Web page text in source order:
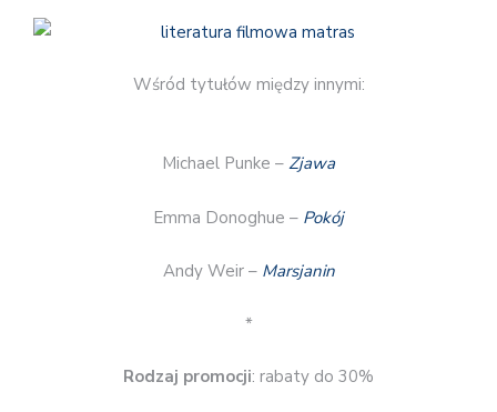
Wśród tytułów między innymi:
Michael Punke – Zjawa
Emma Donoghue – Pokój
Andy Weir – Marsjanin
*
Rodzaj promocji: rabaty do 30%